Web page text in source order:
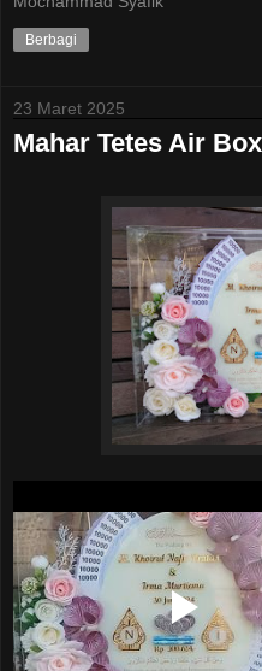
Berbagi
23 Maret 2025
Mahar Tetes Air